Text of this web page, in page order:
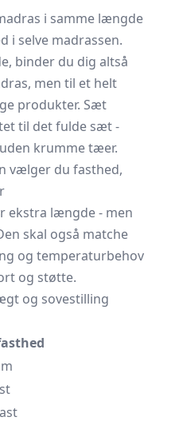
i samme længde
i selve madrassen.
binder du dig altså
men til et helt
produkter. Sæt
til det fulde sæt -
krumme tæer.
vælger du fasthed,
ekstra længde - men
skal også matche
og temperaturbehov
og støtte.
og sovestilling